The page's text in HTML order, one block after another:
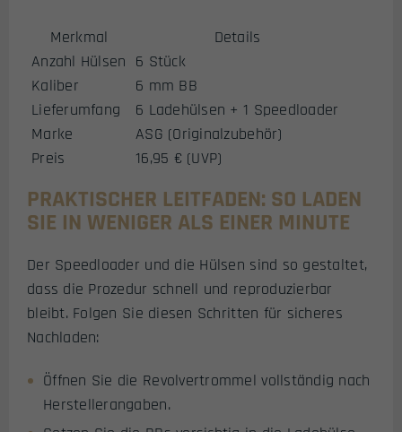
Merkmal
Details
Anzahl Hülsen 6 Stück
Kaliber
6 mm BB
Lieferumfang
6 Ladehülsen + 1 Speedloader
Marke
ASG (Originalzubehör)
Preis
16,95 € (UVP)
PRAKTISCHER LEITFADEN: SO LADEN
SIE IN WENIGER ALS EINER MINUTE
Der Speedloader und die Hülsen sind so gestaltet,
dass die Prozedur schnell und reproduzierbar
bleibt. Folgen Sie diesen Schritten für sicheres
Nachladen:
Öffnen Sie die Revolvertrommel vollständig nach
Herstellerangaben.